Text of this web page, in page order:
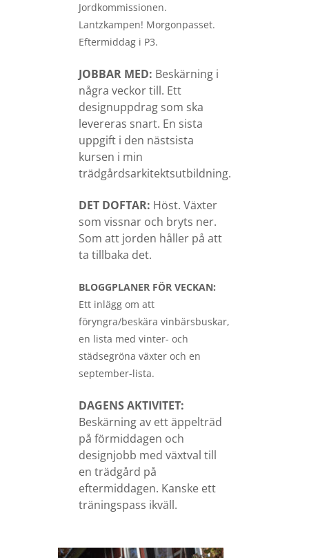
Jordkommissionen.
Lantzkampen! Morgonpasset.
Eftermiddag i P3.
JOBBAR MED: Beskärning i
några veckor till. Ett
designuppdrag som ska
levereras snart. En sista
uppgift i den nästsista
kursen i min
trädgårdsarkitektsutbildning.
DET DOFTAR: Höst. Växter
som vissnar och bryts ner.
Som att jorden håller på att
ta tillbaka det.
BLOGGPLANER FÖR VECKAN:
Ett inlägg om att
föryngra/beskära vinbärsbuskar,
en lista med vinter- och
städsegröna växter och en
september-lista.
DAGENS AKTIVITET:
Beskärning av ett äppelträd
på förmiddagen och
designjobb med växtval till
en trädgård på
eftermiddagen. Kanske ett
träningspass ikväll.